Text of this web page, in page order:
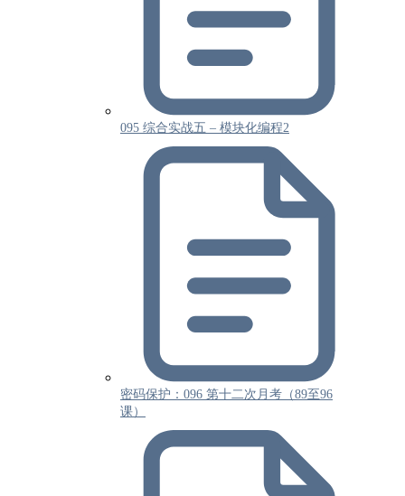
095 综合实战五 – 模块化编程2
密码保护：096 第十二次月考（89至96
课）